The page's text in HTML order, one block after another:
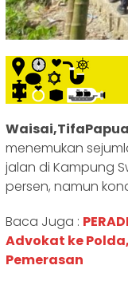
menemukan
jalan di Kampung
persen, namun
Baca Juga :
Advokat ke
Pemerasan